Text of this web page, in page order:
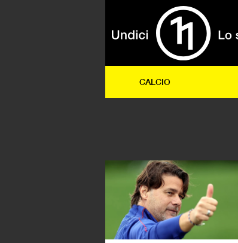
CALCIO